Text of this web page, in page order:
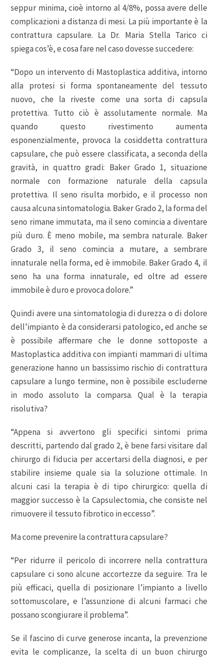
seppur minima, cioè intorno al 4/8%, possa avere delle
complicazioni a distanza di mesi. La più importante è la
contrattura capsulare. La Dr. Maria Stella Tarico ci
spiega cos’è, e cosa fare nel caso dovesse succedere:
“Dopo un intervento di Mastoplastica additiva, intorno
alla protesi si forma spontaneamente del tessuto
nuovo, che la riveste come una sorta di capsula
protettiva. Tutto ciò è assolutamente normale. Ma
quando questo rivestimento aumenta
esponenzialmente, provoca la cosiddetta contrattura
capsulare, che può essere classificata, a seconda della
gravità, in quattro gradi: Baker Grado 1, situazione
normale con formazione naturale della capsula
protettiva. Il seno risulta morbido, e il processo non
causa alcuna sintomatologia. Baker Grado 2, la forma del
seno rimane immutata, ma il seno comincia a diventare
più duro. È meno mobile, ma sembra naturale. Baker
Grado 3, il seno comincia a mutare, a sembrare
innaturale nella forma, ed è immobile. Baker Grado 4, il
seno ha una forma innaturale, ed oltre ad essere
immobile è duro e provoca dolore.”
Quindi avere una sintomatologia di durezza o di dolore
dell’impianto è da considerarsi patologico, ed anche se
è possibile affermare che le donne sottoposte a
Mastoplastica additiva con impianti mammari di ultima
generazione hanno un bassissimo rischio di contrattura
capsulare a lungo termine, non è possibile escluderne
in modo assoluto la comparsa. Qual è la terapia
risolutiva?
“Appena si avvertono gli specifici sintomi prima
descritti, partendo dal grado 2, è bene farsi visitare dal
chirurgo di fiducia per accertarsi della diagnosi, e per
stabilire insieme quale sia la soluzione ottimale. In
alcuni casi la terapia è di tipo chirurgico: quella di
maggior successo è la Capsulectomia, che consiste nel
rimuovere il tessuto fibrotico in eccesso”.
Ma come prevenire la contrattura capsulare?
“Per ridurre il pericolo di incorrere nella contrattura
capsulare ci sono alcune accortezze da seguire. Tra le
più efficaci, quella di posizionare l’impianto a livello
sottomuscolare, e l’assunzione di alcuni farmaci che
possano scongiurare il problema”.
Se il fascino di curve generose incanta, la prevenzione
evita le complicanze, la scelta di un buon chirurgo